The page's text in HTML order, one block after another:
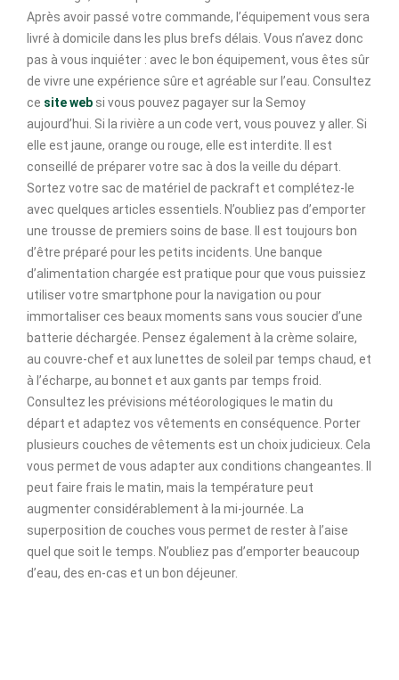
Après avoir passé votre commande, l’équipement vous sera
livré à domicile dans les plus brefs délais. Vous n’avez donc
pas à vous inquiéter : avec le bon équipement, vous êtes sûr
de vivre une expérience sûre et agréable sur l’eau. Consultez
ce site web si vous pouvez pagayer sur la Semoy
aujourd’hui. Si la rivière a un code vert, vous pouvez y aller. Si
elle est jaune, orange ou rouge, elle est interdite. Il est
conseillé de préparer votre sac à dos la veille du départ.
Sortez votre sac de matériel de packraft et complétez-le
avec quelques articles essentiels. N’oubliez pas d’emporter
une trousse de premiers soins de base. Il est toujours bon
d’être préparé pour les petits incidents. Une banque
d’alimentation chargée est pratique pour que vous puissiez
utiliser votre smartphone pour la navigation ou pour
immortaliser ces beaux moments sans vous soucier d’une
batterie déchargée. Pensez également à la crème solaire,
au couvre-chef et aux lunettes de soleil par temps chaud, et
à l’écharpe, au bonnet et aux gants par temps froid.
Consultez les prévisions météorologiques le matin du
départ et adaptez vos vêtements en conséquence. Porter
plusieurs couches de vêtements est un choix judicieux. Cela
vous permet de vous adapter aux conditions changeantes. Il
peut faire frais le matin, mais la température peut
augmenter considérablement à la mi-journée. La
superposition de couches vous permet de rester à l’aise
quel que soit le temps. N’oubliez pas d’emporter beaucoup
d’eau, des en-cas et un bon déjeuner.